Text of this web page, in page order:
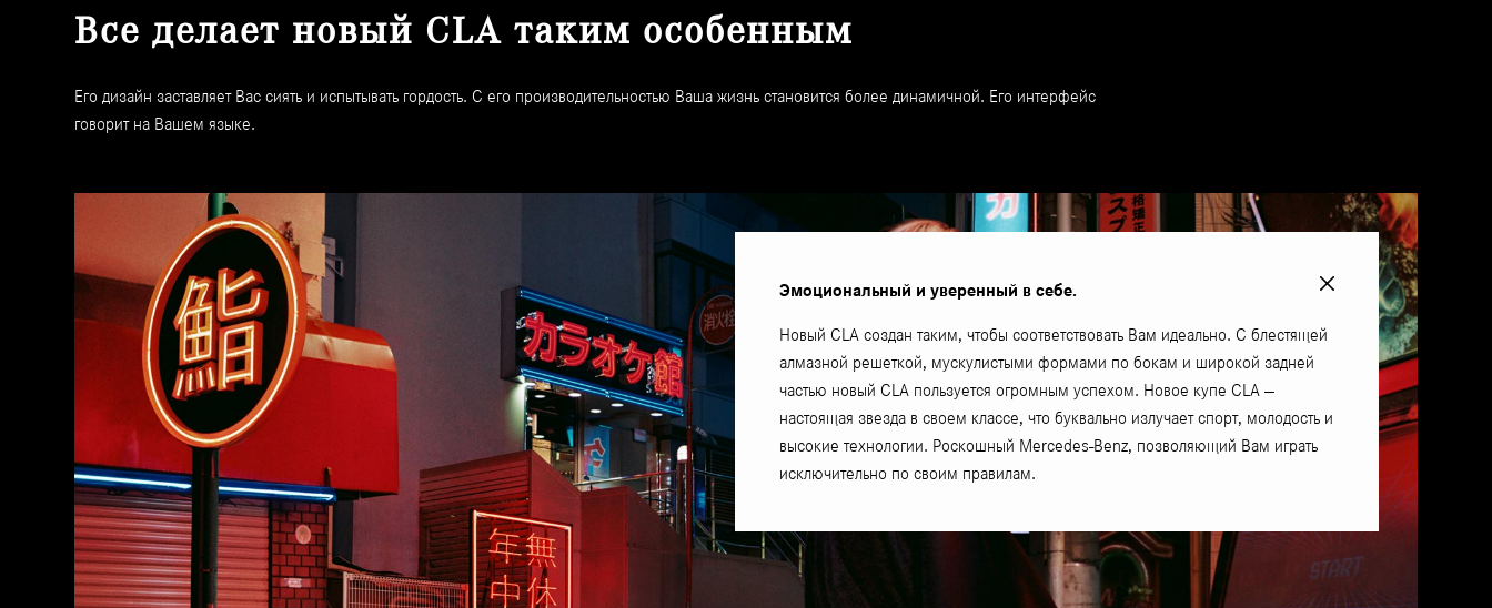
Все делает новый CLA таким особенным
Его дизайн заставляет Вас сиять и испытывать гордость. С его производительностью Ваша жизнь становится более динамичной. Его интерфейс
говорит на Вашем языке.
Эмоциональный и уверенный в себе.
Новый CLA создан таким, чтобы соответствовать Вам идеально. С блестящей
алмазной решеткой, мускулистыми формами по бокам и широкой задней
частью новый CLA пользуется огромным успехом. Новое купе CLA —
настоящая звезда в своем классе, что буквально излучает спорт, молодость и
высокие технологии. Роскошный Mercedes-Benz, позволяющий Вам играть
исключительно по своим правилам.